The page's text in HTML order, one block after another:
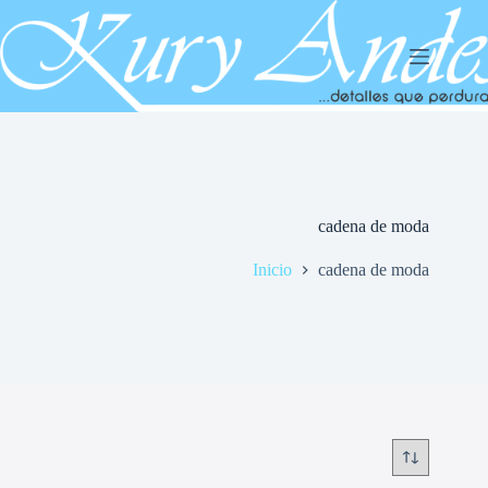
al
contenido
cadena de moda
Inicio cadena de moda